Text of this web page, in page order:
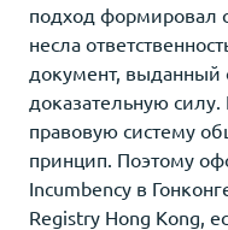
подход формировал
несла
документ,
доказательную
правовую систему
принцип. Поэтому
Incumbency в
Registry Hong Kong,